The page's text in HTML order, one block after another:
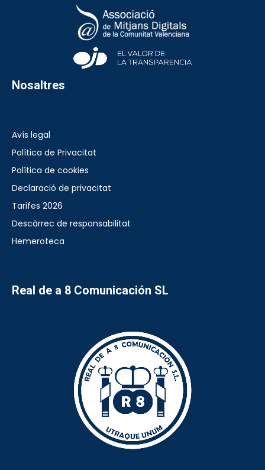
Nosaltres
Avís legal
Política de Privacitat
Política de cookies
Declaració de privacitat
Tarifes 2026
Descàrrec de responsabilitat
Hemeroteca
Real de a 8 Comunicación SL